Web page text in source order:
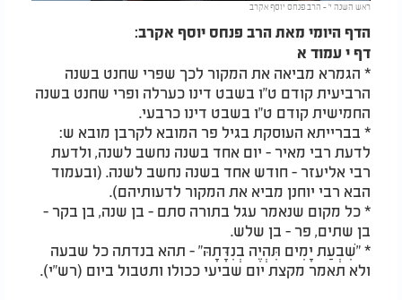
Video
ראש השנה י' - הרב פנחס יוסף אקרב
הדף היומי מאת הרב פנחס יוסף אקרב:
דף י עמוד א
* הגמרא מביאה את המקור לכך שפרי שחנט בשנה
הרביעית קודם ט"ו בשבט דינו כערלה ופרי שחנט בשנה
החמישית קודם ט"ו בשבט דינו כרבעי.
* בברייתא העוסקת בגיל פר המובא לקרבן מובא ש:
לדעת רבי מאיר - יום אחד בשנה נחשב לשנה, ולדעת
רבי אליעזר - חודש אחד בשנה נחשב לשנה. (ובעמוד
הבא רבי יוחנן מביא את המקור לדעותיהם).
* כל מקום שנאמר עגל בתורה סתם - בן שנה, בן בקר -
בן שתים, פר - בן שלש.
* "שִׁבְעַת יָמִים תִּהְיֶה בְנִדָּתָהּ" - תהא בנדתה כל שבעה
ולא תאמר מקצת יום שביעי ככולו ותטבול ביום (רש"י).